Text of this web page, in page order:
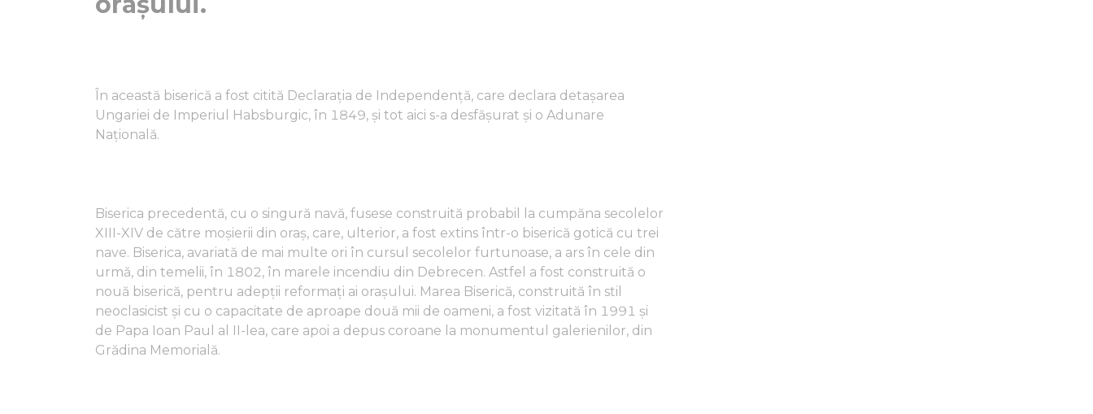
În această biserică a fost citită Declarația de Independență, care declara detașarea
Ungariei de Imperiul Habsburgic, în 1849, și tot aici s-a desfășurat și o Adunare
Națională.
Biserica precedentă, cu o singură navă, fusese construită probabil la cumpăna secolelor
XIII-XIV de către moșierii din oraș, care, ulterior, a fost extins într-o biserică gotică cu trei
nave. Biserica, avariată de mai multe ori în cursul secolelor furtunoase, a ars în cele din
urmă, din temelii, în 1802, în marele incendiu din Debrecen. Astfel a fost construită o
nouă biserică, pentru adepții reformați ai orașului. Marea Biserică, construită în stil
neoclasicist și cu o capacitate de aproape două mii de oameni, a fost vizitată în 1991 și
de Papa Ioan Paul al II-lea, care apoi a depus coroane la monumentul galerienilor, din
Grădina Memorială.